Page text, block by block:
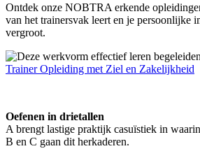
Ontdek onze NOBTRA erkende
van het trainersvak leert en je persoonlijke
vergroot.
Trainer Opleiding met Ziel en Zakelijkheid
Oefenen in drietallen
A brengt lastige praktijk casuïstiek in
B en C gaan dit herkaderen.